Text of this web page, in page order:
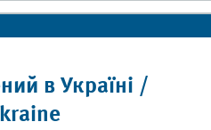
в Україні /